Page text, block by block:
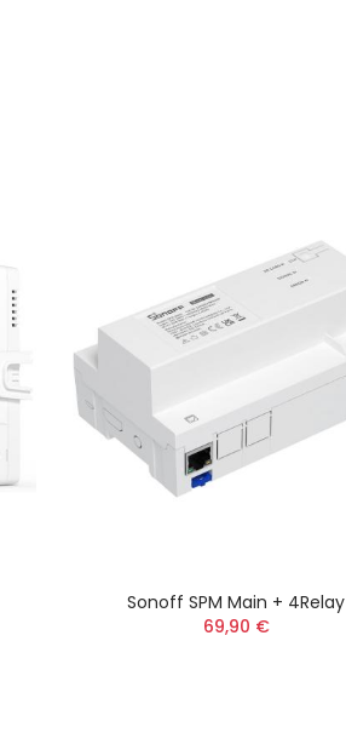
Sonoff SPM Main + 4Relay
69,90 €